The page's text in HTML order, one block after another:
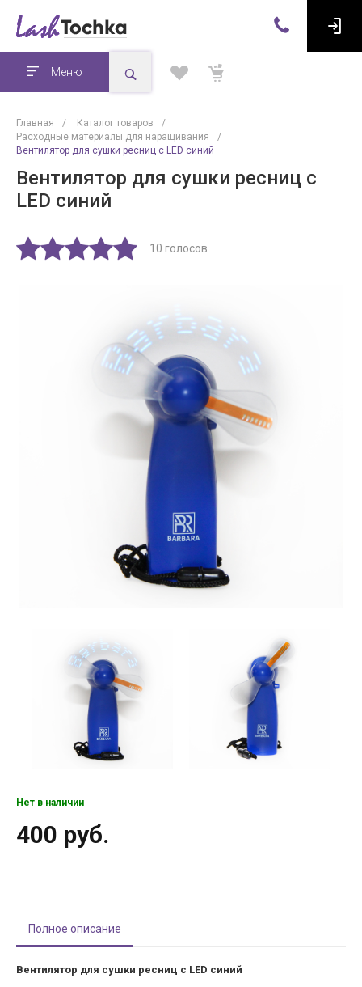
Меню
Главная / Каталог товаров
/
Расходные материалы для наращивания
/
Вентилятор для сушки ресниц с LED синий
Вентилятор для сушки ресниц с
LED синий
10 голосов
Нет в наличии
400 руб.
Полное описание
Вентилятор для сушки ресниц с LED синий